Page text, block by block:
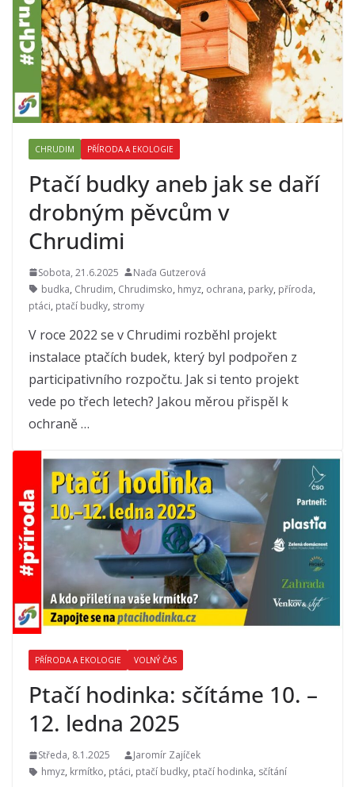
CHRUDIM PŘÍRODA A EKOLOGIE
Ptačí budky aneb jak se daří
drobným pěvcům v
Chrudimi
Sobota, 21.6.2025
Naďa Gutzerová
budka, Chrudim, Chrudimsko, hmyz, ochrana, parky, příroda,
ptáci, ptačí budky, stromy
V roce 2022 se v Chrudimi rozběhl projekt
instalace ptačích budek, který byl podpořen z
participativního rozpočtu. Jak si tento projekt
vede po třech letech? Jakou měrou přispěl k
ochraně …
PŘÍRODA A EKOLOGIE VOLNÝ ČAS
Ptačí hodinka: sčítáme 10. –
12. ledna 2025
Středa, 8.1.2025
Jaromír Zajíček
hmyz, krmítko, ptáci, ptačí budky, ptačí hodinka, sčítání